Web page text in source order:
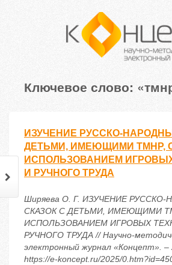
Ключевое слово:
ИЗУЧЕНИЕ РУССКО-
ДЕТЬМИ, ИМЕЮЩИМИ ТМНР,
ИСПОЛЬЗОВАНИЕМ
И РУЧНОГО ТРУДА
Ширяева О. Г. ИЗУЧЕНИЕ
СКАЗОК С ДЕТЬМИ, ИМЕЮЩИМИ
ИСПОЛЬЗОВАНИЕМ ИГРОВЫХ
РУЧНОГО ТРУДА // Научно-
электронный журнал «Концепт». –
https://e-koncept.ru/2025/